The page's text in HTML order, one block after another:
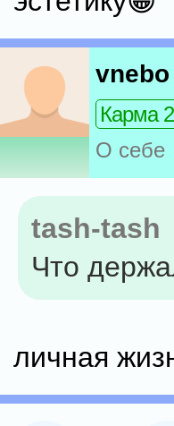
vnebo
Карма
О себе
tash-tash
Что
личная